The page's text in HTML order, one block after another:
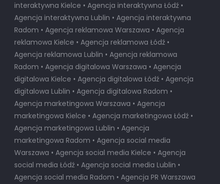
interaktywna Kielce • Agencja interaktywna Łódź •
Agencja interaktywna Lublin • Agencja interaktywna
Radom • Agencja reklamowa Warszawa • Agencja
reklamowa Kielce • Agencja reklamowa Łódź •
Agencja reklamowa Lublin • Agencja reklamowa
Radom • Agencja digitalowa Warszawa • Agencja
digitalowa Kielce • Agencja digitalowa Łódź • Agencja
digitalowa Lublin • Agencja digitalowa Radom •
Agencja marketingowa Warszawa • Agencja
marketingowa Kielce • Agencja marketingowa Łódź •
Agencja marketingowa Lublin • Agencja
marketingowa Radom • Agencja social media
Warszawa • Agencja social media Kielce • Agencja
social media Łódź • Agencja social media Lublin •
Agencja social media Radom • Agencja PR Warszawa